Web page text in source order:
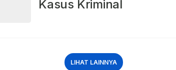
Kasus Kriminal
LIHAT LAINNYA